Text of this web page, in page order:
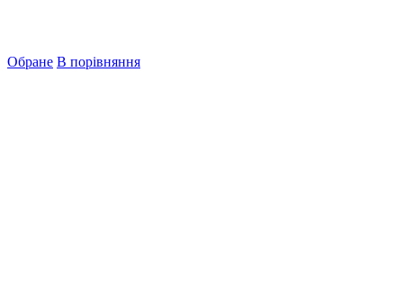
Обране В порівняння